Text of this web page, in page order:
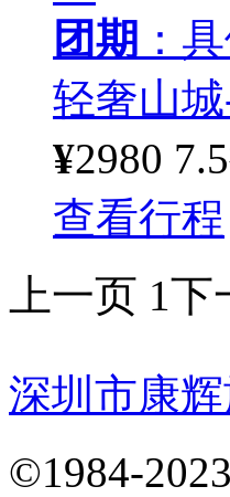
团期 ：
轻奢山
¥2980
查看行程
上一页 1下
深圳市康
©1984-